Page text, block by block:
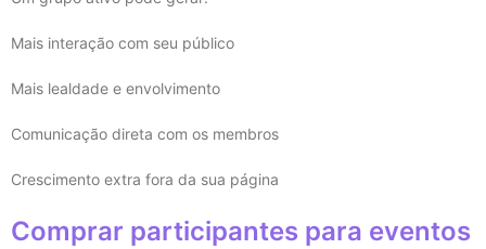
Mais interação com seu público
Mais lealdade e envolvimento
Comunicação direta com os membros
Crescimento extra fora da sua página
Comprar participantes para eventos